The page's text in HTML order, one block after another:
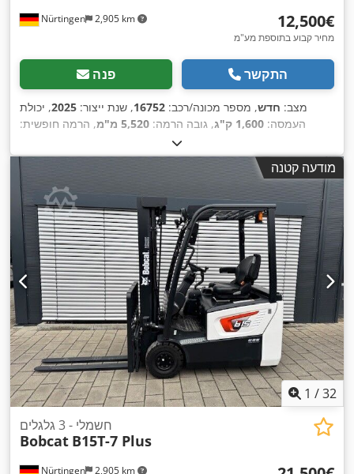
Nürtingen 2,905 km ‏12,500 ‏€
מחיר קבוע בתוספת מע"מ
פנה התקשר
מצב: חדש, מספר מכונה/רכב: 16752, שנת ייצור: 2025, יכולת
העמסה: 1,600 ק"ג , גובה הרמה: 5,520 מ"מ
, הרמה חופשית:
600 מ"מ
טריפלקס, גובה בנייה:2,408 מ"מ , מתח סוללה: 24 V , אורך המזלג:
, גודל צמיג אחורי:
משקל כולל:1,222 ק"ג
מודעה קטנה
1 /32
Nürtingen 2,905 km
חשמלי - 3 גלגלים
Bobcat B15T-7 Plus